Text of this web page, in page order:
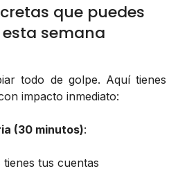
que puedes
semana
todo de golpe. Aquí tienes
impacto inmediato:
(30 minutos):
tienes tus cuentas